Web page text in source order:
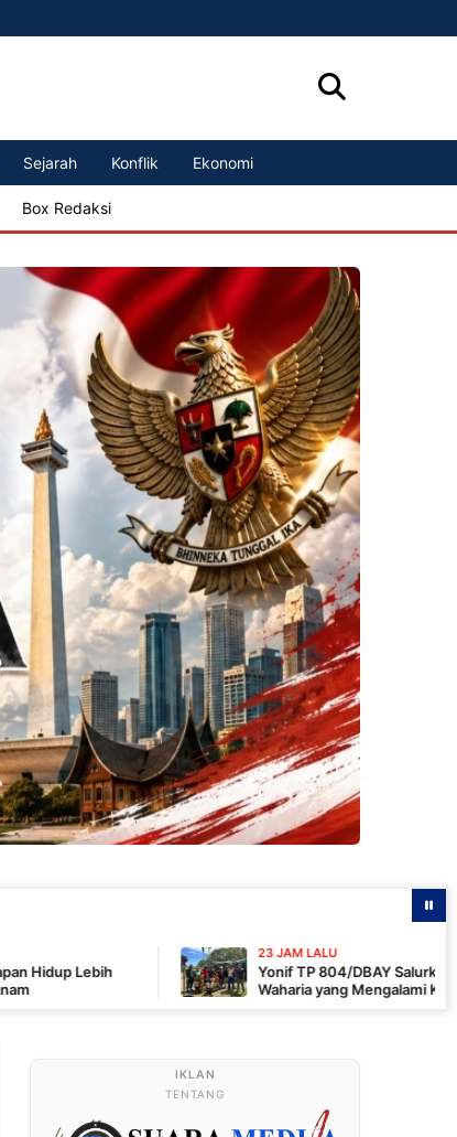
Sejarah Konflik Ekonomi
Box Redaksi
23 JAM LALU
Yonif TP 804/DBAY Salurkan Air Bersih bagi
Waharia yang Mengalami Krisis Air
TENTANG